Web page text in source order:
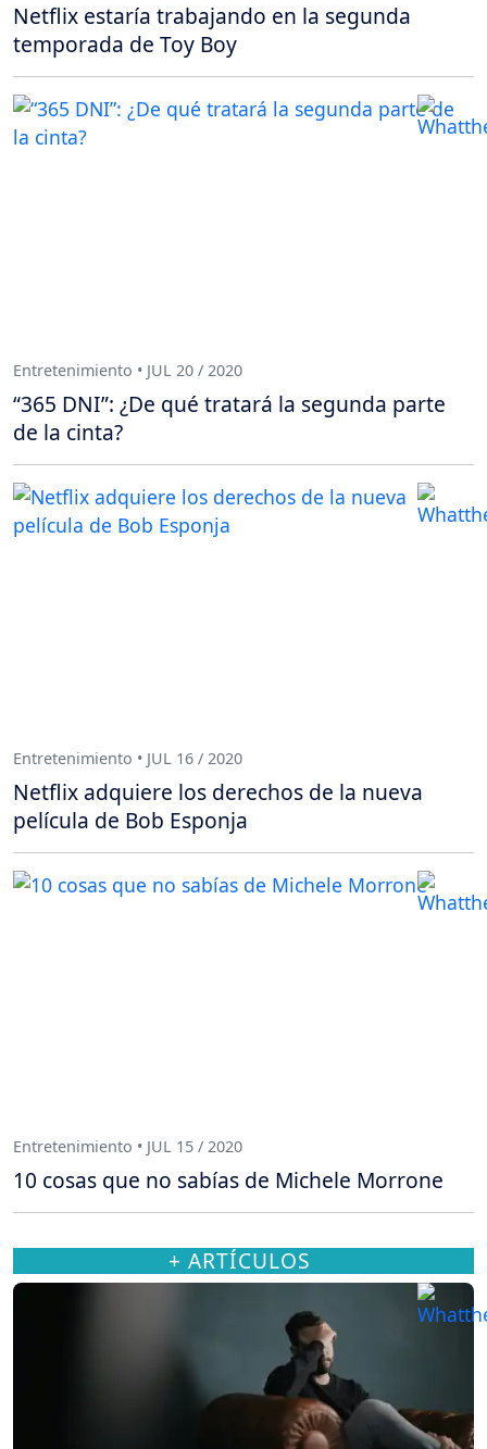
Netflix estaría trabajando en la segunda
temporada de Toy Boy
Entretenimiento • JUL 20 / 2020
“365 DNI”: ¿De qué tratará la segunda parte
de la cinta?
Entretenimiento • JUL 16 / 2020
Netflix adquiere los derechos de la nueva
película de Bob Esponja
Entretenimiento • JUL 15 / 2020
10 cosas que no sabías de Michele Morrone
+ ARTÍCULOS